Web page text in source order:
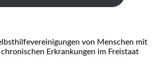
von Menschen mit
Erkrankungen im Freistaat